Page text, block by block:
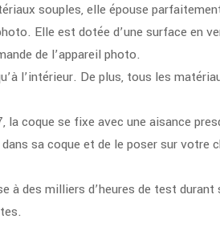
souples, elle épouse
Elle est dotée d’une surface en
de l’appareil photo.
l’intérieur. De plus, tous les
coque se fixe avec une aisance
sa coque et de le poser sur votre
à des milliers d’heures de test